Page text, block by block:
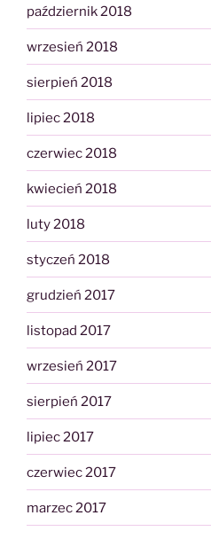
październik 2018
wrzesień 2018
sierpień 2018
lipiec 2018
czerwiec 2018
kwiecień 2018
luty 2018
styczeń 2018
grudzień 2017
listopad 2017
wrzesień 2017
sierpień 2017
lipiec 2017
czerwiec 2017
marzec 2017